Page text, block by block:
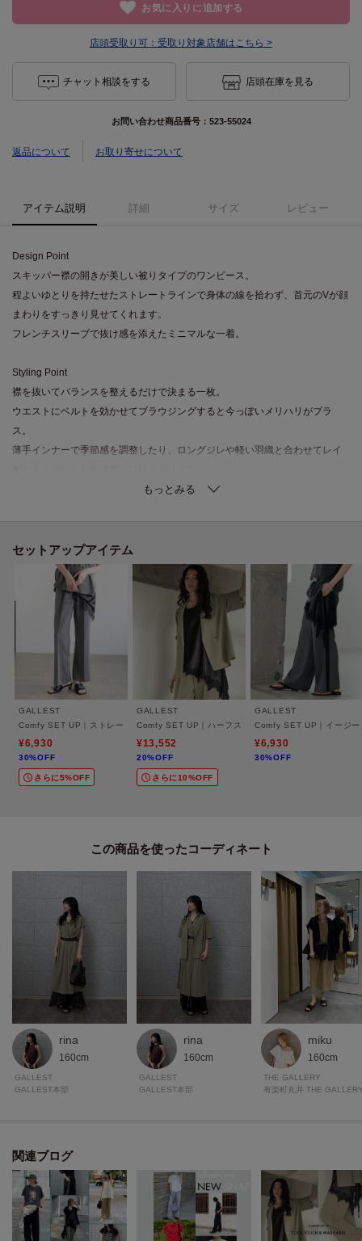
お気に入りに追加する
店頭受取り可： 受取り対象店舗はこちら >
チャット相談をする 店頭在庫を見る
お問い合わせ商品番号： 523-55024
返品について お取り寄せについて
アイテム説明 詳細 サイズ レビュー
Design Point
スキッパー襟の開きが美しい被りタイプのワンピース。
程よいゆとりを持たせたストレートラインで身体の線を拾わず、首元のVが顔
まわりをすっきり見せてくれます。
フレンチスリーブで抜け感を添えたミニマルな一着。
Styling Point
襟を抜いてバランスを整えるだけで決まる一枚。
ウエストにベルトを効かせてブラウジングすると今っぽいメリハリがプラ
ス。
薄手インナーで季節感を調整したり、ロングジレや軽い羽織と合わせてレイ
て。
程よいハリでラインを整えつつしわになりにくく、動きに馴染む快適さが特
デイリーに使いやすい扱い易さも重視した素材感。
接触冷感とUV加工の機能付き。
※この製品は、太陽光線中の紫外線（UV）を通しにくくします。この効果は
永久的ではありません。
26S／S Comfy SET UPシリーズ
・ダブルブレストイージージャケット（商品番号：523－45008）
・ベルテッドジレ（商品番号：523－45009）
・イージーストレートワイドパンツ（商品番号：523－65009）
・フレアスリーブブラウス（商品番号：523－85009）
・サファリシャツ（商品番号：523－85041）
・スキッパーワンピース（商品番号：523－55024）
モデル身長：174cm 着用サイズ：38（M）
＊＊＊＊＊＊＊＊＊＊＊＊＊＊＊＊＊＊＊＊＊＊＊＊＊＊＊＊＊
気になるアイテムは【お気に入り登録】がおすすめ！
気になるアイテムのページにある「ハートマーク」をクリックして簡単に追
加できます。
※照明の関係により、実際よりも色味が違って見える場合があります。ま
セットアップアイテム
GALLEST
Comfy SET UP｜ストレートフレアパンツ【セットアップ対応／通勤／カセット服／接
¥6,930
30%OFF
さらに5%OFF
GALLEST
Comfy SET UP｜ハーフスリーブジャケット【セットア
¥13,552
20%OFF
さらに10%OFF
GALLEST
Comfy SET UP｜イージー
¥6,930
30%OFF
この商品を使った
rina
160cm
GALLEST
GALLEST本部
rina
160cm
GALLEST
GALLEST本部
miku
160cm
THE GALLERY
関連ブログ